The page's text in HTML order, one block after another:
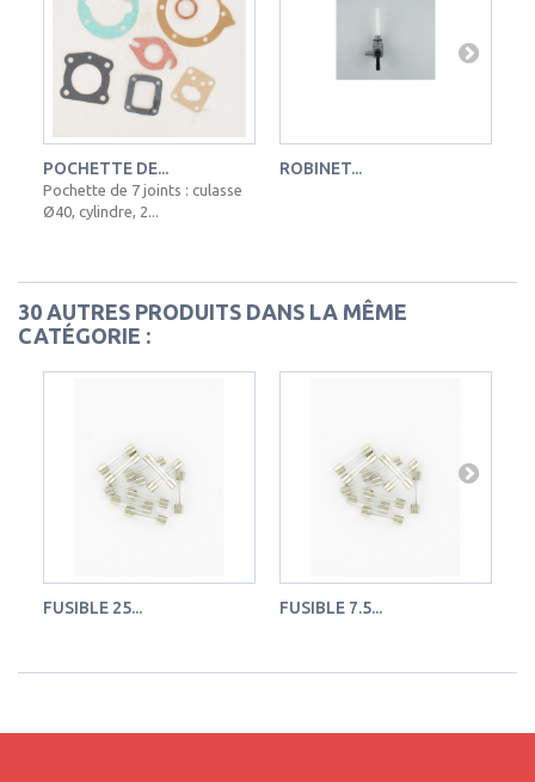
POCHETTE DE...
Pochette de 7 joints : culasse
Ø40, cylindre, 2...
ROBINET...
30 AUTRES PRODUITS DANS LA MÊME
CATÉGORIE :
FUSIBLE 25... FUSIBLE 7.5...